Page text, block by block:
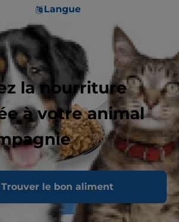
Langue
la nourriture
à votre animal
Trouver le bon aliment